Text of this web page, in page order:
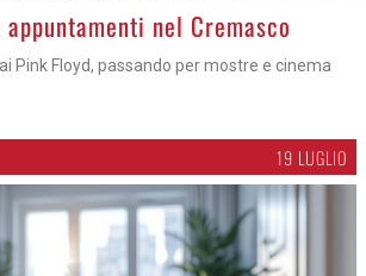
nel Cremasco
Pink Floyd, passando per mostre e cinema
19 LUGLIO